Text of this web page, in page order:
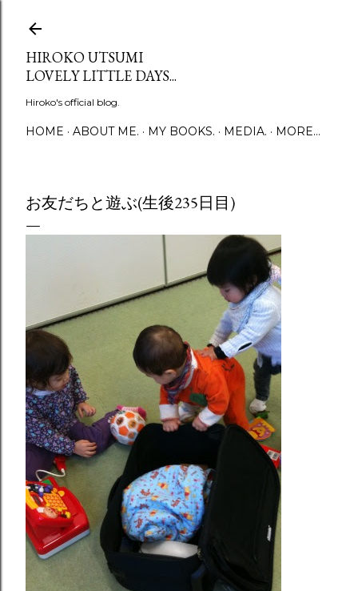
HIROKO UTSUMI
LOVELY LITTLE DAYS...
Hiroko's official blog.
HOME ABOUT ME. MY BOOKS. MEDIA. MORE…
お友だちと遊ぶ(生後235日目)